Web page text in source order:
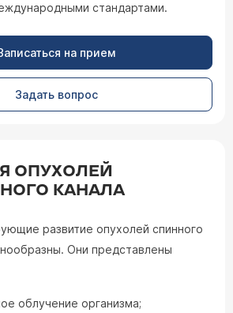
стандартами.
на прием
Задать вопрос
ОПУХОЛЕЙ
КАНАЛА
развитие опухолей спинного
Они представлены
облучение организма;